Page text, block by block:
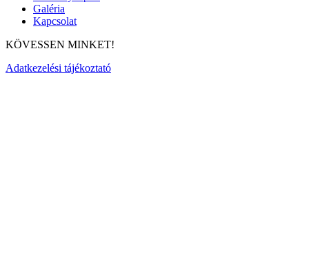
Galéria
Kapcsolat
KÖVESSEN MINKET!
Adatkezelési tájékoztató